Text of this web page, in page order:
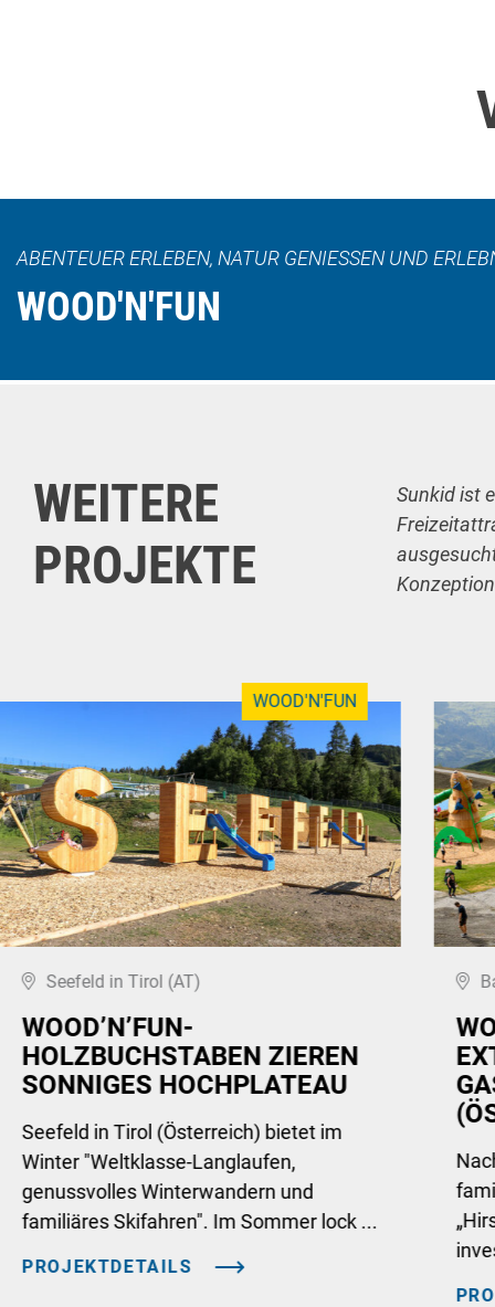
ABENTEUER ERLEBEN, NATUR GENIESSEN UND
WOOD'N'FUN
WEITERE
PROJEKTE
Sunkid ist
WOOD'N'FUN
Seefeld in Tirol (AT)
WOOD’N’FUN-
HOLZBUCHSTABEN ZIEREN
SONNIGES HOCHPLATEAU
Seefeld in Tirol (Österreich) bietet im
Winter "Weltklasse-Langlaufen,
genussvolles Winterwandern und
familiäres Skifahren". Im Sommer lock ...
PROJEKTDETAILS